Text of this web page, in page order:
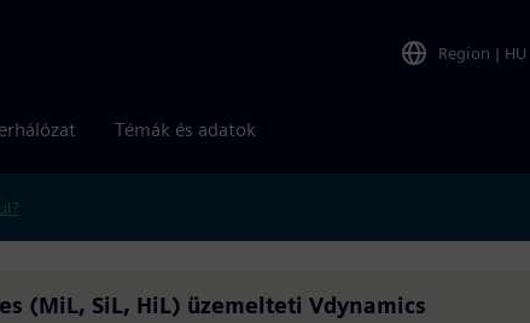
Region | HU
Témák és adatok
(MiL, SiL, HiL) üzemelteti Vdynamics